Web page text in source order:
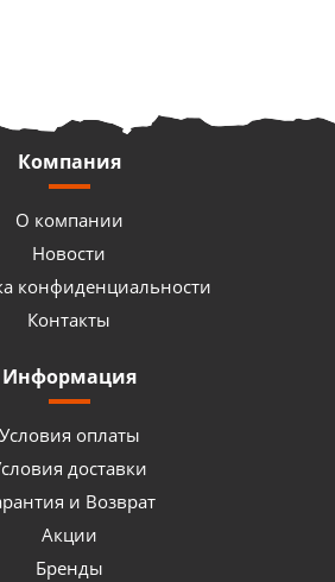
Компания
О компании
Новости
конфиденциальности
Контакты
Информация
Условия оплаты
доставки
и Возврат
Акции
Бренды